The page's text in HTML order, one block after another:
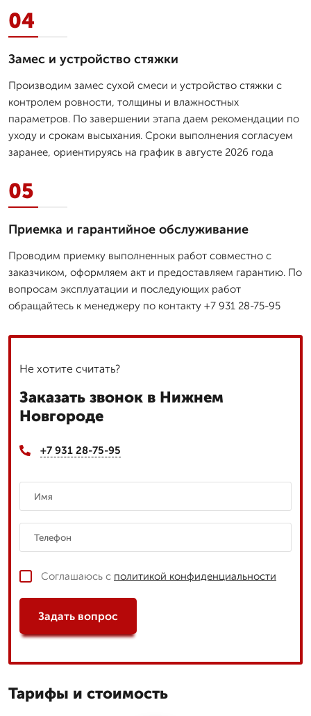
04
Замес и устройство стяжки
Производим замес сухой смеси и устройство стяжки с
контролем ровности, толщины и влажностных
параметров. По завершении этапа даем рекомендации по
уходу и срокам высыхания. Сроки выполнения согласуем
заранее, ориентируясь на график в августе 2026 года
05
Приемка и гарантийное обслуживание
Проводим приемку выполненных работ совместно с
заказчиком, оформляем акт и предоставляем гарантию. По
вопросам эксплуатации и последующих работ
обращайтесь к менеджеру по контакту +7 931 28-75-95
Не хотите считать?
Заказать звонок в Нижнем
Новгороде
+7 931 28-75-95
Соглашаюсь с политикой конфиденциальности
Задать вопрос
Тарифы и стоимость